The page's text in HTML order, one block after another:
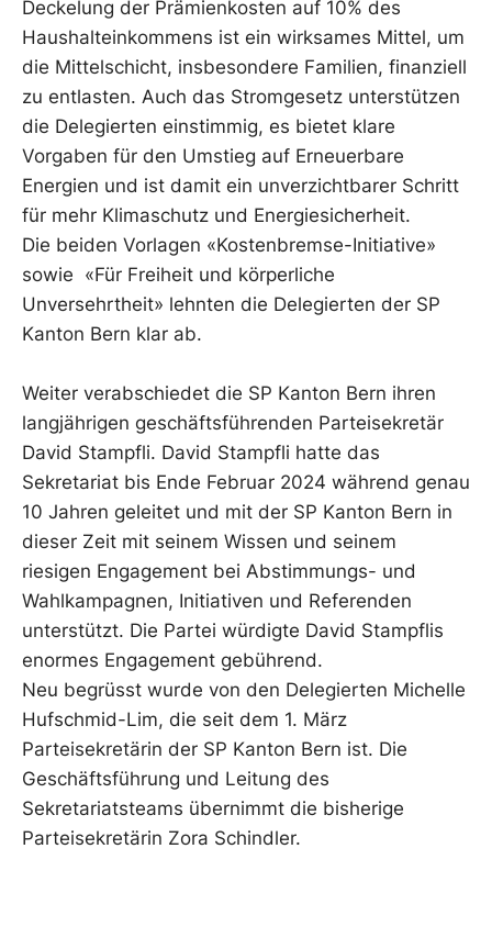
Deckelung der Prämienkosten auf 10% des
Haushalteinkommens ist ein wirksames Mittel, um
die Mittelschicht, insbesondere Familien, finanziell
zu entlasten. Auch das Stromgesetz unterstützen
die Delegierten einstimmig, es bietet klare
Vorgaben für den Umstieg auf Erneuerbare
Energien und ist damit ein unverzichtbarer Schritt
für mehr Klimaschutz und Energiesicherheit.
Die beiden Vorlagen «Kostenbremse-Initiative»
sowie «Für Freiheit und körperliche
Unversehrtheit» lehnten die Delegierten der SP
Kanton Bern klar ab.
Weiter verabschiedet die SP Kanton Bern ihren
langjährigen geschäftsführenden Parteisekretär
David Stampfli. David Stampfli hatte das
Sekretariat bis Ende Februar 2024 während genau
10 Jahren geleitet und mit der SP Kanton Bern in
dieser Zeit mit seinem Wissen und seinem
riesigen Engagement bei Abstimmungs- und
Wahlkampagnen, Initiativen und Referenden
unterstützt. Die Partei würdigte David Stampflis
enormes Engagement gebührend.
Neu begrüsst wurde von den Delegierten Michelle
Hufschmid-Lim, die seit dem 1. März
Parteisekretärin der SP Kanton Bern ist. Die
Geschäftsführung und Leitung des
Sekretariatsteams übernimmt die bisherige
Parteisekretärin Zora Schindler.